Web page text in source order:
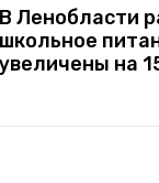
В Ленобласти
школьное
увеличены на